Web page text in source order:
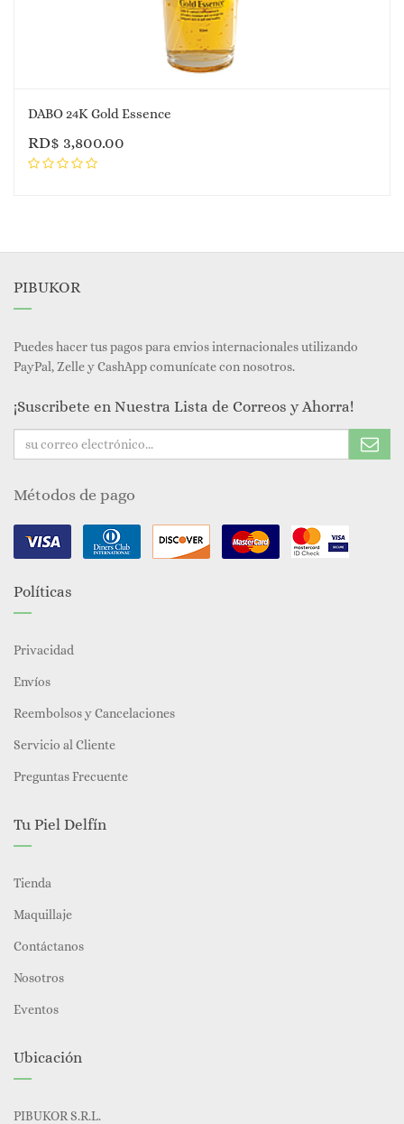
DABO 24K Gold Essence
RD$ 3,800.00
PIBUKOR
Puedes hacer tus pagos para envios internacionales utilizando
PayPal, Zelle y CashApp comunícate con nosotros.
¡Suscribete en Nuestra Lista de Correos y Ahorra!
Métodos de pago
Políticas
Privacidad
Envíos
Reembolsos y Cancelaciones
Servicio al Cliente
Preguntas Frecuente
Tu Piel Delfín
Tienda
Maquillaje
Contáctanos
Nosotros
Eventos
Ubicación
PIBUKOR S.R.L.